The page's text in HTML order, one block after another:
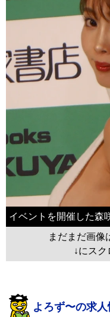
イベントを開催した森
まだまだ画像
↓にス
よろず〜の求人